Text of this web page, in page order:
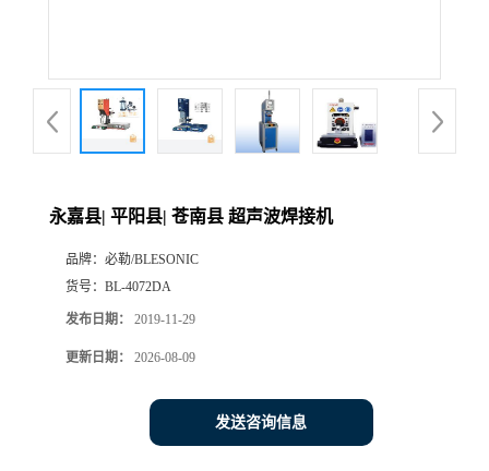
永嘉县| 平阳县| 苍南县 超声波焊接机
品牌： 必勒/BLESONIC
货号： BL-4072DA
发布日期： 2019-11-29
更新日期： 2026-08-09
发送咨询信息